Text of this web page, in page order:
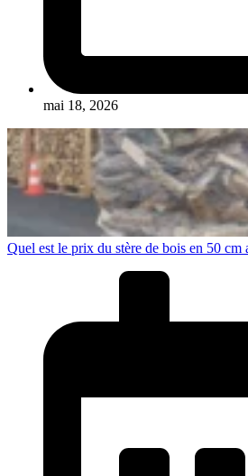
mai 18, 2026
Quel est le prix du stère de bois en 50 cm